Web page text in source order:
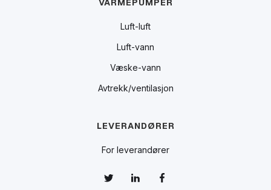
VARMEPUMPER
Luft-luft
Luft-vann
Væske-vann
Avtrekk/ventilasjon
LEVERANDØRER
For leverandører